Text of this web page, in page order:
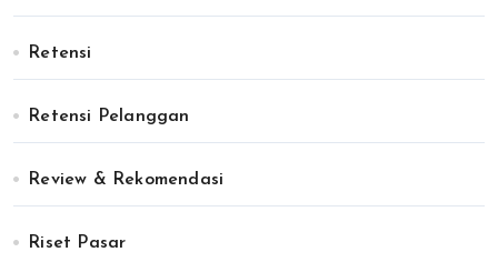
Retensi
Retensi Pelanggan
Review & Rekomendasi
Riset Pasar